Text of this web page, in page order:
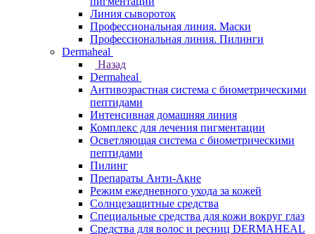
Линия сывороток
Профессиональная линия. Маски
Профессиональная линия. Пилинги
Dermaheal
Назад
Dermaheal
Антивозрастная система с биометрическими
пептидами
Интенсивная домашняя линия
Комплекс для лечения пигментации
Осветляющая система с биометрическими
пептидами
Пилинг
Препараты Анти-Акне
Режим ежедневного ухода за кожей
Солнцезащитные средства
Специальные средства для кожи вокруг глаз
Средства для волос и ресниц DERMAHEAL